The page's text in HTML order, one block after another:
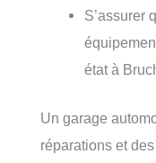
S’assurer
état à
Un garage
réparations et